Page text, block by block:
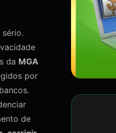
da MGA
por
de